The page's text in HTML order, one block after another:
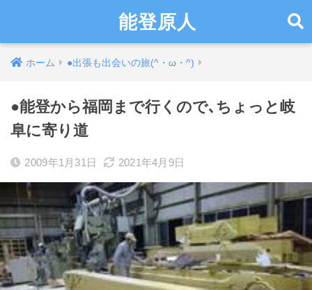
能登原人
ホーム ●出張も出会いの旅(^・ω・^)
●能登から福岡まで行くので､ちょっと岐
阜に寄り道
2009年1月31日 2021年4月9日